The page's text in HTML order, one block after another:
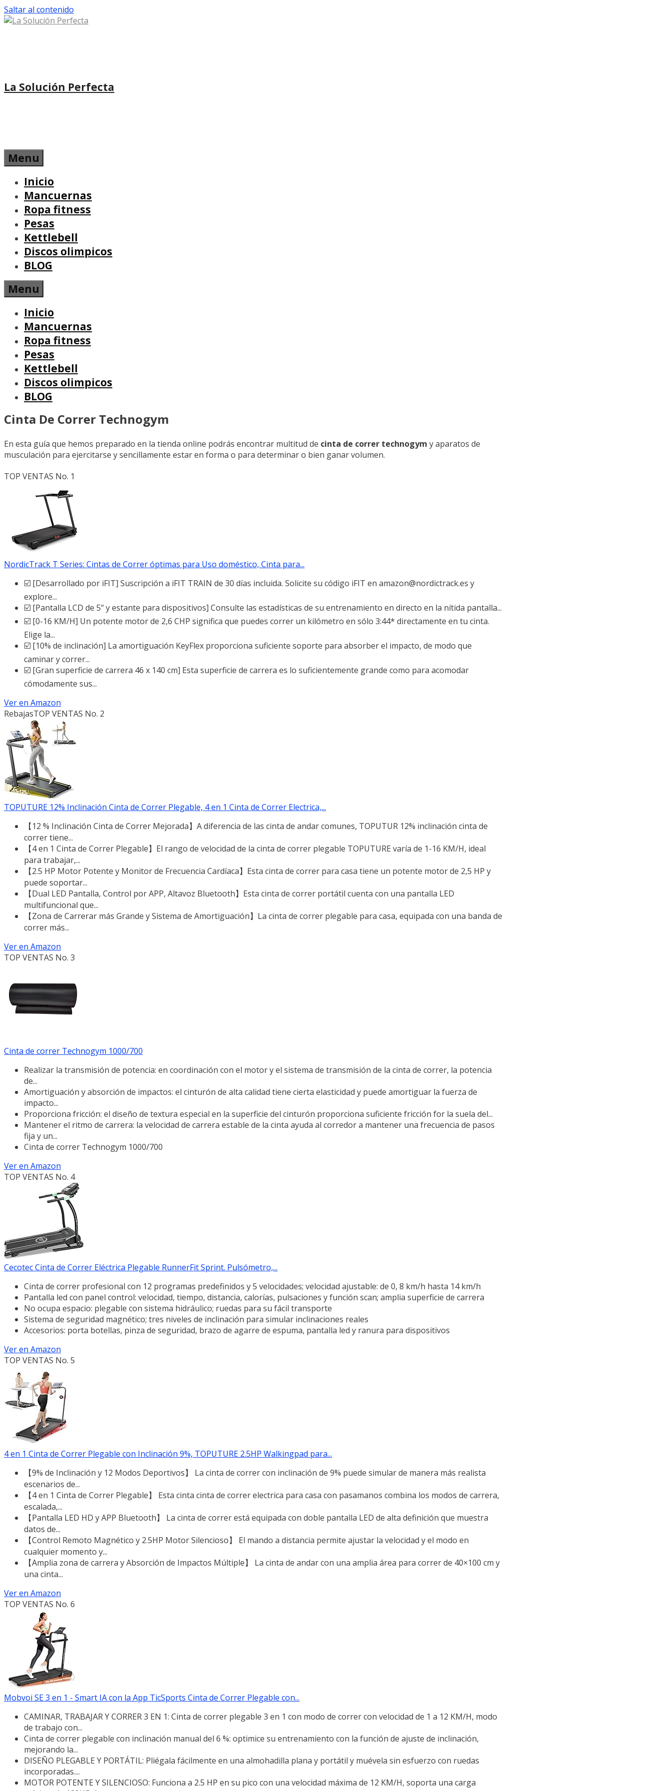
Saltar al contenido
La Solución Perfecta
Menu
Inicio
Mancuernas
Ropa fitness
Pesas
Kettlebell
Discos olimpicos
BLOG
Menu
Inicio
Mancuernas
Ropa fitness
Pesas
Kettlebell
Discos olimpicos
BLOG
Cinta De Correr Technogym
En esta guía que hemos preparado en la tienda online podrás encontrar multitud de cinta de correr technogym y aparatos de
musculación para ejercitarse y sencillamente estar en forma o para determinar o bien ganar volumen.
TOP VENTAS No. 1
NordicTrack T Series: Cintas de Correr óptimas para Uso doméstico, Cinta para...
☑️ [Desarrollado por iFIT] Suscripción a iFIT TRAIN de 30 días incluida. Solicite su código iFIT en amazon@nordictrack.es y
explore...
☑️ [Pantalla LCD de 5" y estante para dispositivos] Consulte las estadísticas de su entrenamiento en directo en la nítida pantalla...
☑️ [0-16 KM/H] Un potente motor de 2,6 CHP significa que puedes correr un kilómetro en sólo 3:44* directamente en tu cinta.
Elige la...
☑️ [10% de inclinación] La amortiguación KeyFlex proporciona suficiente soporte para absorber el impacto, de modo que
caminar y correr...
☑️ [Gran superficie de carrera 46 x 140 cm] Esta superficie de carrera es lo suficientemente grande como para acomodar
cómodamente sus...
Ver en Amazon
RebajasTOP VENTAS No. 2
TOPUTURE 12% Inclinación Cinta de Correr Plegable, 4 en 1 Cinta de Correr Electrica,...
【12 % Inclinación Cinta de Correr Mejorada】A diferencia de las cinta de andar comunes, TOPUTUR 12% inclinación cinta de
correr tiene...
【4 en 1 Cinta de Correr Plegable】El rango de velocidad de la cinta de correr plegable TOPUTURE varía de 1-16 KM/H, ideal
para trabajar,...
【2.5 HP Motor Potente y Monitor de Frecuencia Cardíaca】Esta cinta de correr para casa tiene un potente motor de 2,5 HP y
puede soportar...
【Dual LED Pantalla, Control por APP, Altavoz Bluetooth】Esta cinta de correr portátil cuenta con una pantalla LED
multifuncional que...
【Zona de Carrerar más Grande y Sistema de Amortiguación】La cinta de correr plegable para casa, equipada con una banda de
correr más...
Ver en Amazon
TOP VENTAS No. 3
Cinta de correr Technogym 1000/700
Realizar la transmisión de potencia: en coordinación con el motor y el sistema de transmisión de la cinta de correr, la potencia
de...
Amortiguación y absorción de impactos: el cinturón de alta calidad tiene cierta elasticidad y puede amortiguar la fuerza de
impacto...
Proporciona fricción: el diseño de textura especial en la superficie del cinturón proporciona suficiente fricción for la suela del...
Mantener el ritmo de carrera: la velocidad de carrera estable de la cinta ayuda al corredor a mantener una frecuencia de pasos
fija y un...
Cinta de correr Technogym 1000/700
Ver en Amazon
TOP VENTAS No. 4
Cecotec Cinta de Correr Eléctrica Plegable RunnerFit Sprint. Pulsómetro,...
Cinta de correr profesional con 12 programas predefinidos y 5 velocidades; velocidad ajustable: de 0, 8 km/h hasta 14 km/h
Pantalla led con panel control: velocidad, tiempo, distancia, calorías, pulsaciones y función scan; amplia superficie de carrera
No ocupa espacio: plegable con sistema hidráulico; ruedas para su fácil transporte
Sistema de seguridad magnético; tres niveles de inclinación para simular inclinaciones reales
Accesorios: porta botellas, pinza de seguridad, brazo de agarre de espuma, pantalla led y ranura para dispositivos
Ver en Amazon
TOP VENTAS No. 5
4 en 1 Cinta de Correr Plegable con Inclinación 9%, TOPUTURE 2.5HP Walkingpad para...
【9% de Inclinación y 12 Modos Deportivos】 La cinta de correr con inclinación de 9% puede simular de manera más realista
escenarios de...
【4 en 1 Cinta de Correr Plegable】 Esta cinta cinta de correr electrica para casa con pasamanos combina los modos de carrera,
escalada,...
【Pantalla LED HD y APP Bluetooth】 La cinta de correr está equipada con doble pantalla LED de alta definición que muestra
datos de...
【Control Remoto Magnético y 2.5HP Motor Silencioso】 El mando a distancia permite ajustar la velocidad y el modo en
cualquier momento y...
【Amplia zona de carrera y Absorción de Impactos Múltiple】 La cinta de andar con una amplia área para correr de 40×100 cm y
una cinta...
Ver en Amazon
TOP VENTAS No. 6
Mobvoi SE 3 en 1 - Smart IA con la App TicSports Cinta de Correr Plegable con...
CAMINAR, TRABAJAR Y CORRER 3 EN 1: Cinta de correr plegable 3 en 1 con modo de correr con velocidad de 1 a 12 KM/H, modo
de trabajo con...
Cinta de correr plegable con inclinación manual del 6 %: optimice su entrenamiento con la función de ajuste de inclinación,
mejorando la...
DISEÑO PLEGABLE Y PORTÁTIL: Pliégala fácilmente en una almohadilla plana y portátil y muévela sin esfuerzo con ruedas
incorporadas....
MOTOR POTENTE Y SILENCIOSO: Funciona a 2.5 HP en su pico con una velocidad máxima de 12 KM/H, soporta una carga